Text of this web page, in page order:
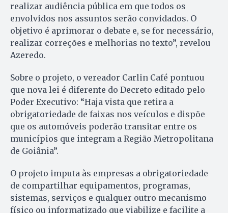
realizar audiência pública em que todos os
envolvidos nos assuntos serão convidados. O
objetivo é aprimorar o debate e, se for necessário,
realizar correções e melhorias no texto”, revelou
Azeredo.
Sobre o projeto, o vereador Carlin Café pontuou
que nova lei é diferente do Decreto editado pelo
Poder Executivo: “Haja vista que retira a
obrigatoriedade de faixas nos veículos e dispõe
que os automóveis poderão transitar entre os
municípios que integram a Região Metropolitana
de Goiânia”.
O projeto imputa às empresas a obrigatoriedade
de compartilhar equipamentos, programas,
sistemas, serviços e qualquer outro mecanismo
físico ou informatizado que viabilize e facilite a